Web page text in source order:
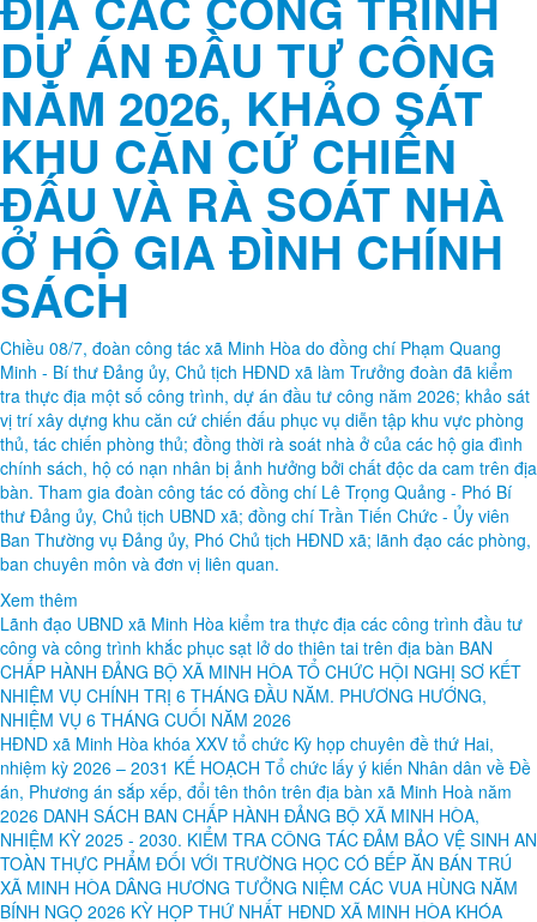
LÃNH ĐẠO XÃ MINH
HÒA KIỂM TRA THỰC
ĐỊA CÁC CÔNG TRÌNH
DỰ ÁN ĐẦU TƯ CÔNG
NĂM 2026, KHẢO SÁT
KHU CĂN CỨ CHIẾN
ĐẤU VÀ RÀ SOÁT NHÀ
Ở HỘ GIA ĐÌNH CHÍNH
SÁCH
Chiều 08/7, đoàn công tác xã Minh Hòa do đồng chí Phạm Quang
Minh - Bí thư Đảng ủy, Chủ tịch HĐND xã làm Trưởng đoàn đã kiểm
tra thực địa một số công trình, dự án đầu tư công năm 2026; khảo sát
vị trí xây dựng khu căn cứ chiến đấu phục vụ diễn tập khu vực phòng
thủ, tác chiến phòng thủ; đồng thời rà soát nhà ở của các hộ gia đình
bàn. Tham gia đoàn công tác có đồng chí Lê Trọng Quảng - Phó Bí
thư Đảng ủy, Chủ tịch UBND xã; đồng chí Trần Tiến Chức - Ủy viên
Ban Thường vụ Đảng ủy, Phó Chủ tịch HĐND xã; lãnh đạo các phòng,
ban chuyên môn và đơn vị liên quan.
Xem thêm
Lãnh đạo UBND xã Minh Hòa kiểm tra thực địa các công trình đầu tư
công và công trình khắc phục sạt lở do thiên tai trên địa bàn BAN
CHẤP HÀNH ĐẢNG BỘ XÃ MINH HÒA TỔ CHỨC HỘI NGHỊ SƠ KẾT
NHIỆM VỤ CHÍNH TRỊ 6 THÁNG ĐẦU NĂM. PHƯƠNG HƯỚNG,
NHIỆM VỤ 6 THÁNG CUỐI NĂM 2026
HĐND xã Minh Hòa khóa XXV tổ chức Kỳ họp chuyên đề thứ Hai,
nhiệm kỳ 2026 – 2031 KẾ HOẠCH Tổ chức lấy ý kiến Nhân dân về Đề
án, Phương án sắp xếp, đổi tên thôn trên địa bàn xã Minh Hoà năm